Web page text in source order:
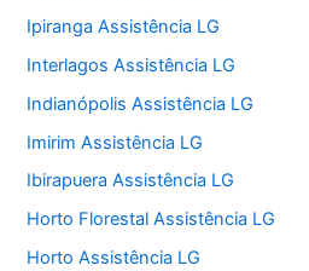
Ipiranga Assistência LG
Interlagos Assistência LG
Indianópolis Assistência LG
Imirim Assistência LG
Ibirapuera Assistência LG
Horto Florestal Assistência LG
Horto Assistência LG